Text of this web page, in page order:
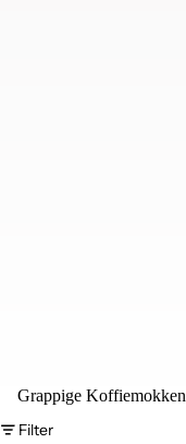
Grappige Koffiemokken
Filter